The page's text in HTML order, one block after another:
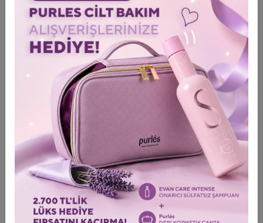
Menşei: İtalya
Üretim ve son kullanma tarihi kutu üzerindedir. Kapağı
açıldıktan sonra 12 aydır.